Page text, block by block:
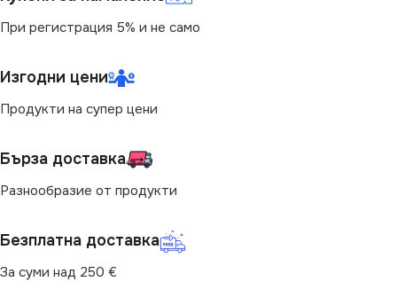
При регистрация 5% и не само
Изгодни цени
Продукти на супер цени
Бърза доставка
Разнообразие от продукти
Безплатна доставка
За суми над 250 €